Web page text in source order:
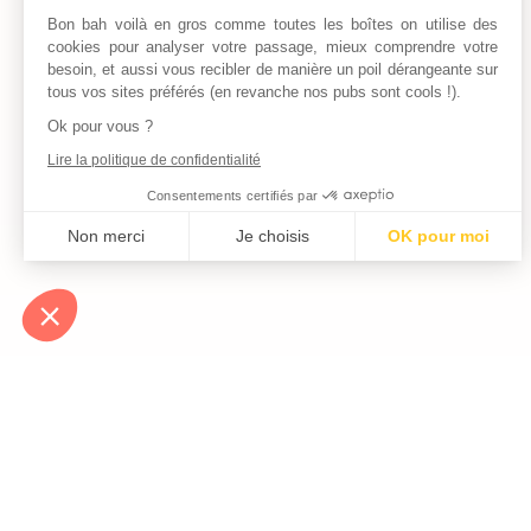
Bon bah voilà en gros comme toutes les boîtes on utilise des
cookies pour analyser votre passage, mieux comprendre votre
besoin, et aussi vous recibler de manière un poil dérangeante sur
tous vos sites préférés (en revanche nos pubs sont cools !).
Ok pour vous ?
Lire la politique de confidentialité
Consentements certifiés par
Non merci Je choisis
OK pour moi
Notre plateforme vous permet d'adapter et de gérer vos